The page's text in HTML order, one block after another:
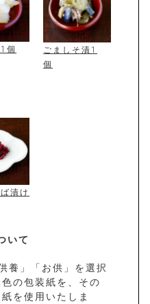
個
ごましそ漬1
個
漬け
いて
養」「お供」を選択
の包装紙を、その
を使用いたしま